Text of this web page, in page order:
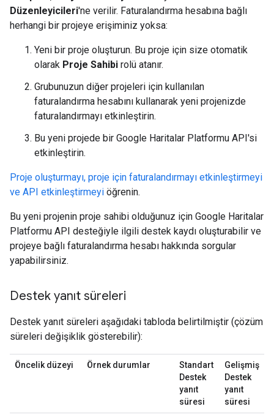
Düzenleyicileri'ne verilir. Faturalandırma hesabına bağlı
herhangi bir projeye erişiminiz yoksa:
Yeni bir proje oluşturun. Bu proje için size otomatik
olarak Proje Sahibi rolü atanır.
Grubunuzun diğer projeleri için kullanılan
faturalandırma hesabını kullanarak yeni projenizde
faturalandırmayı etkinleştirin.
Bu yeni projede bir Google Haritalar Platformu API'si
etkinleştirin.
Proje oluşturmayı, proje için faturalandırmayı etkinleştirmeyi
ve API etkinleştirmeyi öğrenin.
Bu yeni projenin proje sahibi olduğunuz için Google Haritalar
Platformu API desteğiyle ilgili destek kaydı oluşturabilir ve
projeye bağlı faturalandırma hesabı hakkında sorgular
yapabilirsiniz.
Destek yanıt süreleri
Destek yanıt süreleri aşağıdaki tabloda belirtilmiştir (çözüm
süreleri değişiklik gösterebilir):
Öncelik düzeyi Örnek durumlar
Standart
Destek
yanıt
süresi
Gelişmiş
Destek
yanıt
süresi